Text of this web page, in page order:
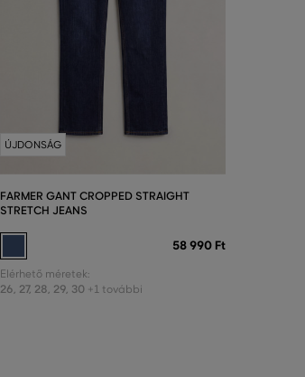
ÚJDONSÁG
FARMER GANT CROPPED STRAIGHT
STRETCH JEANS
58 990 Ft
Elérhető méretek:
26 27, 28 29 30 +1 további